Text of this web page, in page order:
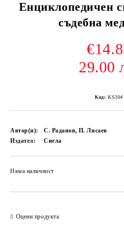
Енциклопедичен
съдебна
29.00
Код: KS304
Автор(и):
С. Раданов, П. Лисаев
Издател:
Сиела
Няма наличност
Оцени продукта